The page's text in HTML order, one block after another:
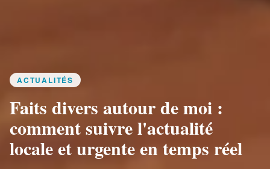
ACTUALITÉS
Faits divers autour de moi :
comment suivre l'actualité
locale et urgente en temps réel